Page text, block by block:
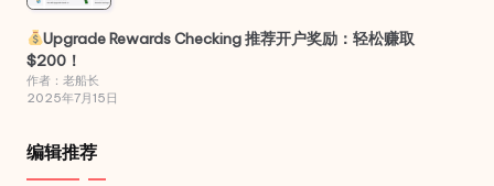
Upgrade Rewards Checking 推荐开户奖励：轻松赚取
$200！
作者：老船长
2025年7月15日
编辑推荐